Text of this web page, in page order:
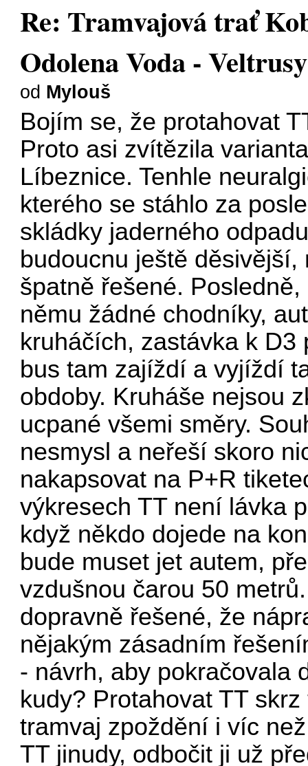
Re: Tramvajová trať
Odolena Voda -
od Mylouš
Bojím se, že protahovat
Proto asi zvítězila
Líbeznice. Tenhle
kterého se stáhlo za
skládky jaderného
budoucnu ještě
špatně řešené.
němu žádné chodníky,
kruháčích, zastávka k
bus tam zajíždí a vyjíždí
obdoby. Kruháše nejsou
ucpané všemi směry.
nesmysl a neřeší skoro
nakapsovat na P+R
výkresech TT není lávka
když někdo dojede na
bude muset jet autem,
vzdušnou čarou 50
dopravně řešené, že
nějakým zásadním
- návrh, aby pokračovala
kudy? Protahovat TT
tramvaj zpoždění i víc
TT jinudy, odbočit ji už